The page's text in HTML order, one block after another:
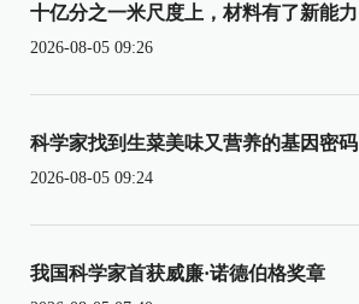
十亿分之一米尺度上，材料有了新能力
2026-08-05 09:26
科学家找到生菜美味又营养的基因密码
2026-08-05 09:24
我国科学家首获威廉·诺德伯格奖章